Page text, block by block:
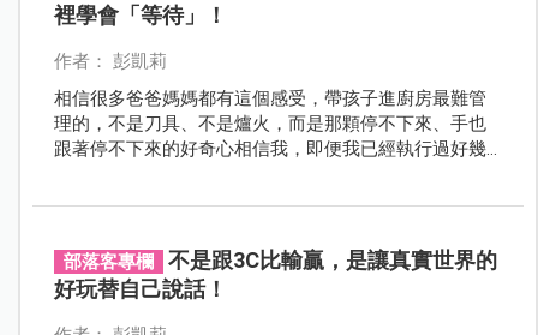
裡學會「等待」！
作者： 彭凱莉
相信很多爸爸媽媽都有這個感受，帶孩子進廚房最難管
理的，不是刀具、不是爐火，而是那顆停不下來、手也
跟著停不下來的好奇心相信我，即便我已經執行過好幾
部落客專欄
不是跟3C比輸贏，是讓真實世界的
好玩替自己說話！